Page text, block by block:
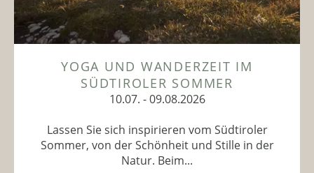
YOGA UND WANDERZEIT IM
SÜDTIROLER SOMMER
10.07. - 09.08.2026
Lassen Sie sich inspirieren vom Südtiroler
Sommer, von der Schönheit und Stille in der
Natur. Beim...